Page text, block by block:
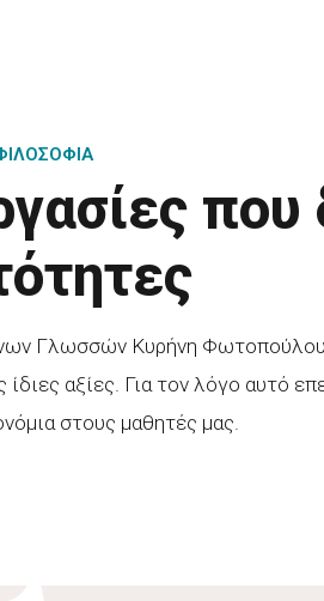
Γλωσσών Κυρήνη Φωτοπούλου
ίδιες αξίες. Για τον λόγο αυτό
στους μαθητές μας.